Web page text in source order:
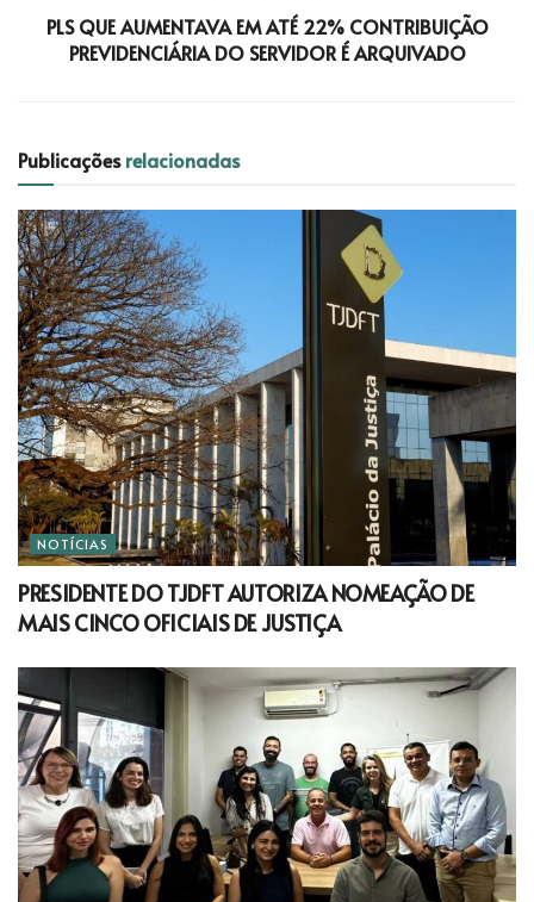
PLS QUE AUMENTAVA EM ATÉ 22% CONTRIBUIÇÃO
PREVIDENCIÁRIA DO SERVIDOR É ARQUIVADO
Publicaçõesrelacionadas
NOTÍCIAS
PRESIDENTE DO TJDFT AUTORIZA NOMEAÇÃO DE
MAIS CINCO OFICIAIS DE JUSTIÇA